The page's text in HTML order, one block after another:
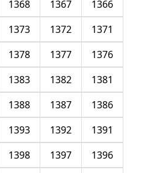
1366
1367
1368
1371
1372
1373
1376
1377
1378
1381
1382
1383
1386
1387
1388
1391
1392
1393
1396
1397
1398